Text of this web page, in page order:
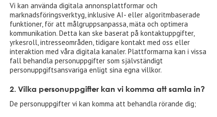
Vi kan använda digitala annonsplattformar och
marknadsföringsverktyg, inklusive AI- eller algoritmbaserade
funktioner, för att målgruppsanpassa, mäta och optimera
kommunikation. Detta kan ske baserat på kontaktuppgifter,
yrkesroll, intresseområden, tidigare kontakt med oss eller
interaktion med våra digitala kanaler. Plattformarna kan i vissa
fall behandla personuppgifter som självständigt
personuppgiftsansvariga enligt sina egna villkor.
2. Vilka personuppgifter kan vi komma att samla in?
De personuppgifter vi kan komma att behandla rörande dig;